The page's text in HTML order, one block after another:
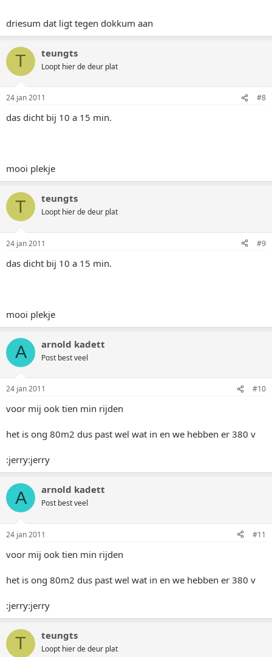
driesum dat ligt tegen dokkum aan
T teungts
Loopt hier de deur plat
24 jan 2011 #8
das dicht bij 10 a 15 min.
mooi plekje
T teungts
Loopt hier de deur plat
24 jan 2011 #9
das dicht bij 10 a 15 min.
mooi plekje
A arnold kadett
Post best veel
24 jan 2011 #10
voor mij ook tien min rijden
het is ong 80m2 dus past wel wat in en we hebben er 380 v
:jerry:jerry
A arnold kadett
Post best veel
24 jan 2011 #11
voor mij ook tien min rijden
het is ong 80m2 dus past wel wat in en we hebben er 380 v
:jerry:jerry
T teungts
Loopt hier de deur plat